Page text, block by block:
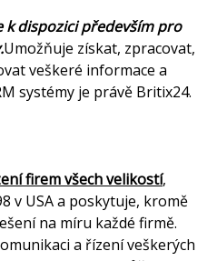
k dispozici především pro
Umožňuje získat, zpracovat,
veškeré informace a
systémy je právě Britix24.
firem všech velikostí,
v USA a poskytuje, kromě
na míru každé firmě.
a řízení veškerých